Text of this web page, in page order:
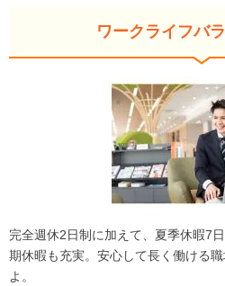
ワークライフバ
完全週休2日制に加えて、夏季休暇7
期休暇も充実。安心して長く働ける
よ。